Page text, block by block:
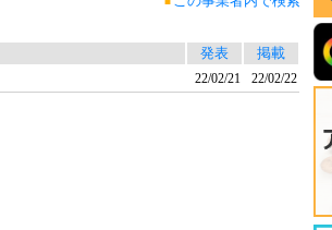
発表
掲載
22/02/21 22/02/22